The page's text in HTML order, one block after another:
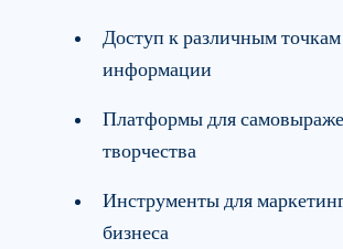
Доступ к различным точкам
информации
Платформы для
творчества
Инструменты для
бизнеса